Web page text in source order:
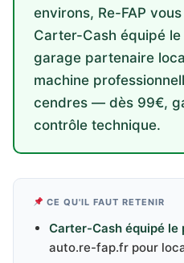
environs, Re-FAP
Carter-Cash équipé
garage partenaire
machine
cendres — dès 99€,
contrôle technique.
CE QU'IL FAUT RETENIR
Carter-Cash équipé le
auto.re-fap.fr pour